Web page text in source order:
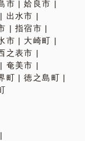
市
姶良市
出水市
指宿市
市
大崎町
之表市
奄美市
町
徳之島町